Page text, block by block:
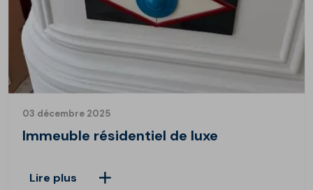
03 décembre 2025
Immeuble résidentiel de luxe
Lire plus